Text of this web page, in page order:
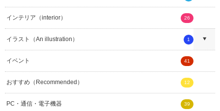
インテリア（interior） 26
イラスト（An illustration） 1
イベント 41
おすすめ（Recommended） 12
PC・通信・電子機器 39